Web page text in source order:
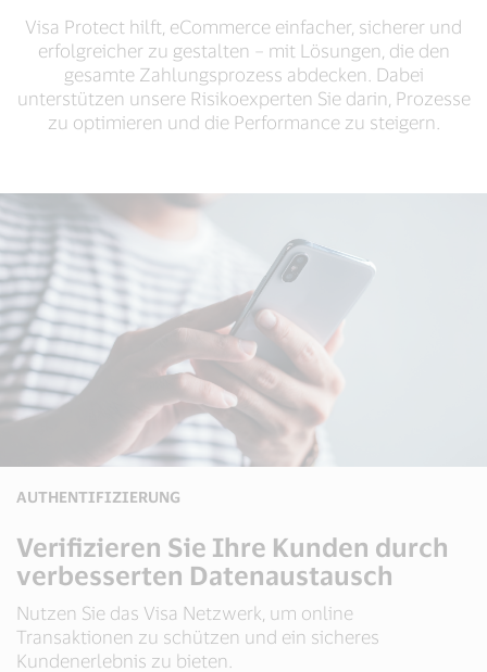
Visa Protect hilft, eCommerce einfacher, sicherer und
erfolgreicher zu gestalten – mit Lösungen, die den
gesamte Zahlungsprozess abdecken. Dabei
unterstützen unsere Risikoexperten Sie darin, Prozesse
zu optimieren und die Performance zu steigern.
AUTHENTIFIZIERUNG
Verifizieren Sie Ihre Kunden durch
verbesserten Datenaustausch
Nutzen Sie das Visa Netzwerk, um online
Transaktionen zu schützen und ein sicheres
Kundenerlebnis zu bieten.